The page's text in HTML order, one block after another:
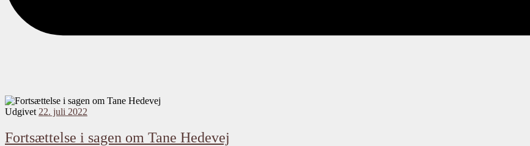
Udgivet 22. juli 2022
Fortsættelse i sagen om Tane Hedevej